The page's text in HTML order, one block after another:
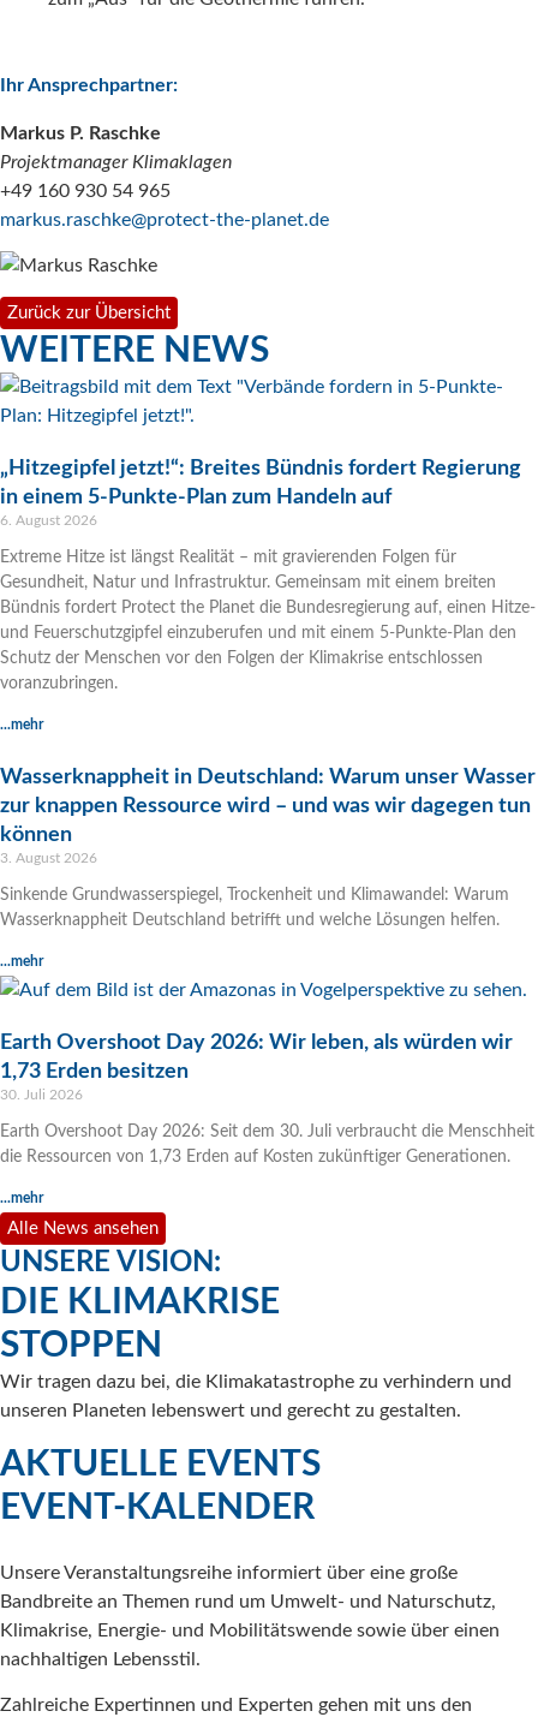
Ihr Ansprechpartner:
Markus P. Raschke
Projektmanager Klimaklagen
+49 160 930 54 965
markus.raschke@protect-the-planet.de
Zurück zur Übersicht
WEITERE NEWS
„Hitzegipfel jetzt!“: Breites Bündnis fordert Regierung
in einem 5-Punkte-Plan zum Handeln auf
6. August 2026
Extreme Hitze ist längst Realität – mit gravierenden Folgen für
Gesundheit, Natur und Infrastruktur. Gemeinsam mit einem breiten
Bündnis fordert Protect the Planet die Bundesregierung auf, einen Hitze-
und Feuerschutzgipfel einzuberufen und mit einem 5-Punkte-Plan den
Schutz der Menschen vor den Folgen der Klimakrise entschlossen
voranzubringen.
...mehr
Wasserknappheit in Deutschland: Warum unser Wasser
zur knappen Ressource wird – und was wir dagegen tun
können
3. August 2026
Sinkende Grundwasserspiegel, Trockenheit und Klimawandel: Warum
Wasserknappheit Deutschland betrifft und welche Lösungen helfen.
...mehr
Earth Overshoot Day 2026: Wir leben, als würden wir
1,73 Erden besitzen
30. Juli 2026
Earth Overshoot Day 2026: Seit dem 30. Juli verbraucht die Menschheit
die Ressourcen von 1,73 Erden auf Kosten zukünftiger Generationen.
...mehr
Alle News ansehen
UNSERE VISION:
DIE KLIMAKRISE
STOPPEN
Wir tragen dazu bei, die Klimakatastrophe zu verhindern und
unseren Planeten lebenswert und gerecht zu gestalten.
AKTUELLE EVENTS
EVENT-KALENDER
Unsere Veranstaltungsreihe informiert über eine große
Bandbreite an Themen rund um Umwelt- und Naturschutz,
Klimakrise, Energie- und Mobilitätswende sowie über einen
nachhaltigen Lebensstil.
Zahlreiche Expertinnen und Experten gehen mit uns den